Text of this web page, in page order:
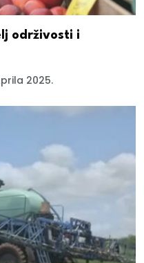
održivosti i
2025.